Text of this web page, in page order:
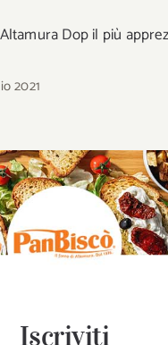
Dop il più
2021
Iscriviti